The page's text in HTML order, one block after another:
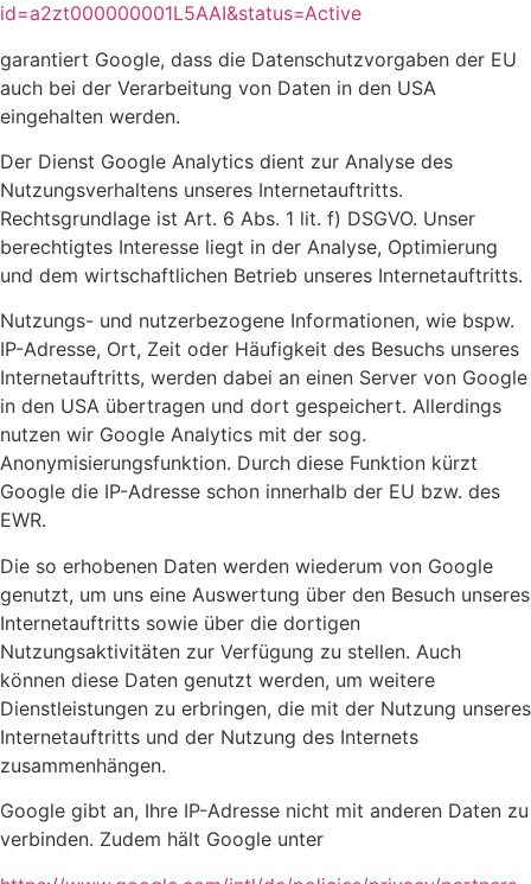
id=a2zt000000001L5AAI&status=Active
garantiert Google, dass die Datenschutzvorgaben der EU
auch bei der Verarbeitung von Daten in den USA
eingehalten werden.
Der Dienst Google Analytics dient zur Analyse des
Nutzungsverhaltens unseres Internetauftritts.
Rechtsgrundlage ist Art. 6 Abs. 1 lit. f) DSGVO. Unser
berechtigtes Interesse liegt in der Analyse, Optimierung
und dem wirtschaftlichen Betrieb unseres Internetauftritts.
Nutzungs- und nutzerbezogene Informationen, wie bspw.
IP-Adresse, Ort, Zeit oder Häufigkeit des Besuchs unseres
Internetauftritts, werden dabei an einen Server von Google
in den USA übertragen und dort gespeichert. Allerdings
nutzen wir Google Analytics mit der sog.
Anonymisierungsfunktion. Durch diese Funktion kürzt
Google die IP-Adresse schon innerhalb der EU bzw. des
EWR.
Die so erhobenen Daten werden wiederum von Google
genutzt, um uns eine Auswertung über den Besuch unseres
Internetauftritts sowie über die dortigen
Nutzungsaktivitäten zur Verfügung zu stellen. Auch
können diese Daten genutzt werden, um weitere
Dienstleistungen zu erbringen, die mit der Nutzung unseres
Internetauftritts und der Nutzung des Internets
zusammenhängen.
Google gibt an, Ihre IP-Adresse nicht mit anderen Daten zu
verbinden. Zudem hält Google unter